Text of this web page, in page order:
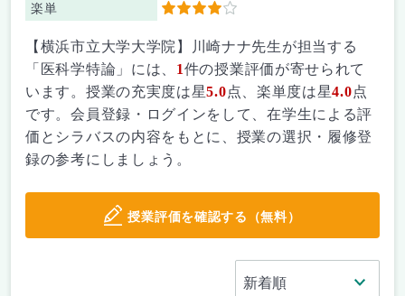
楽単 4
【横浜市立大学大学院】川崎ナナ先生が担当する
「医科学特論」には、 1件の授業評価が寄せられて
います。授業の充実度は星5.0点、楽単度は星4.0点
です。会員登録・ログインをして、在学生による評
価とシラバスの内容をもとに、授業の選択・履修登
録の参考にしましょう。
授業評価を確認する（無料）